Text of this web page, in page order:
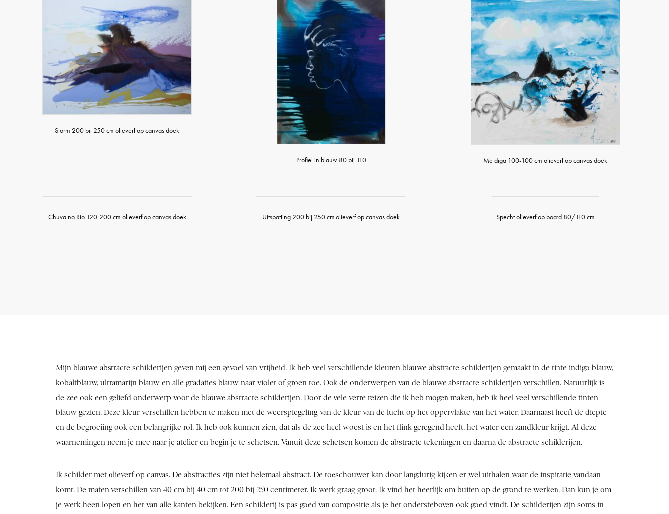
Storm 200 bij 250 cm olieverf op canvas doek
Profiel in blauw 80 bij 110 Me diga 100-100 cm olieverf op canvas doek
Chuva no Rio 120-200-cm olieverf op canvas doek Uitspatting 200 bij 250 cm olieverf op canvas doek Specht olieverf op board 80/110 cm
Mijn blauwe abstracte schilderijen geven mij een gevoel van vrijheid. Ik heb veel verschillende kleuren blauwe abstracte schilderijen gemaakt in de tinte indigo blauw,
kobaltblauw, ultramarijn blauw en alle gradaties blauw naar violet of groen toe. Ook de onderwerpen van de blauwe abstracte schilderijen verschillen. Natuurlijk is
de zee ook een geliefd onderwerp voor de blauwe abstracte schilderijen. Door de vele verre reizen die ik heb mogen maken, heb ik heel veel verschillende tinten
blauw gezien. Deze kleur verschillen hebben te maken met de weerspiegeling van de kleur van de lucht op het oppervlakte van het water. Daarnaast heeft de diepte
en de begroeiing ook een belangrijke rol. Ik heb ook kunnen zien, dat als de zee heel woest is en het flink geregend heeft, het water een zandkleur krijgt. Al deze
waarnemingen neem je mee naar je atelier en begin je te schetsen. Vanuit deze schetsen komen de abstracte tekeningen en daarna de abstracte schilderijen.
Ik schilder met olieverf op canvas. De abstracties zijn niet helemaal abstract. De toeschouwer kan door langdurig kijken er wel uithalen waar de inspiratie vandaan
komt. De maten verschillen van 40 cm bij 40 cm tot 200 bij 250 centimeter. Ik werk graag groot. Ik vind het heerlijk om buiten op de grond te werken. Dan kun je om
je werk heen lopen en het van alle kanten bekijken. Een schilderij is pas goed van compositie als je het ondersteboven ook goed vindt. De schilderijen zijn soms in